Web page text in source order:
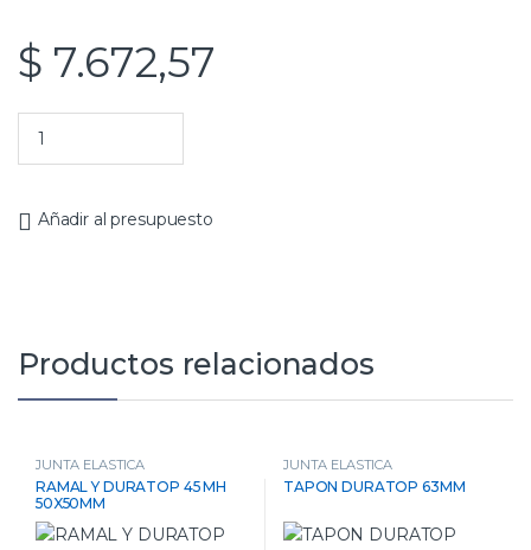
$ 7.672,57
Añadir al presupuesto
Productos relacionados
JUNTA ELASTICA
RAMAL Y DURATOP 45 MH
50X50MM
JUNTA ELASTICA
TAPON DURATOP 63MM